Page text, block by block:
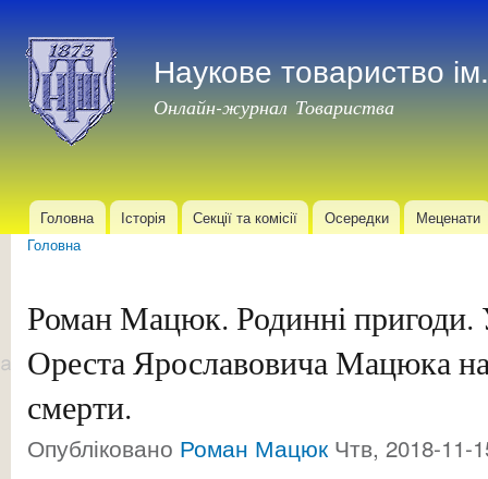
Наукове товариство
Онлайн-журнал Товариства
Головне меню
Головна Історія Секції та комісії Осередки Меценати
Головна
Роман Мацюк. Родинні пригоди.
Ореста Ярославовича Мацюка на
смерти.
Опубліковано Роман Мацюк Чтв, 2018-11-